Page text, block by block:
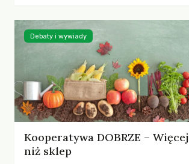
rozwiązania dla przyrody i zwierząt,
radykalnie zmieniając dotychczasowy
paradygmat funkcjonowania łowiectwa w
Polsce.
Kooperatywa DOBRZE – Więcej
niż sklep
Debaty i wywiady